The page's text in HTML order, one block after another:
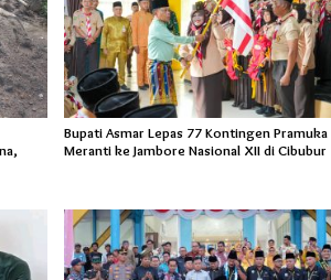
Bupati Asmar Lepas 77 Kontingen Pramuka
Meranti ke Jambore Nasional XII di Cibubur